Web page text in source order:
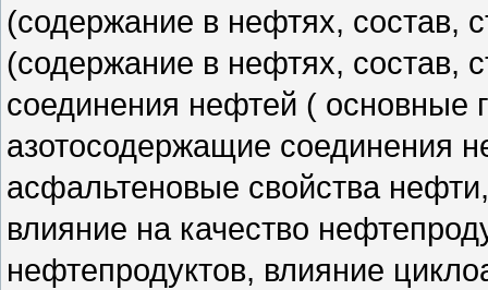
(содержание в нефтях, состав,
(содержание в нефтях, состав,
соединения нефтей ( основные
азотосодержащие соединения
асфальтеновые свойства
влияние на качество
нефтепродуктов, влияние